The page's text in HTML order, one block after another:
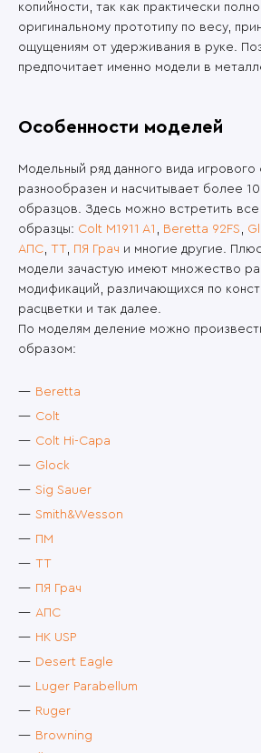
копийности, так как практически
оригинальному прототипу по весу,
ощущениям от удерживания в руке.
предпочитает именно модели в
Особенности моделей
Модельный ряд данного вида
разнообразен и насчитывает более
образцов. Здесь можно встретить
образцы: Colt M1911 A1 , Beretta 92FS ,
АПС, ТТ, ПЯ Грач и многие другие.
модели зачастую имеют множество
модификаций, различающихся по
расцветки и так далее.
По моделям деление можно
образом:
Beretta
Colt
Colt Hi-Capa
Glock
Sig Sauer
Smith&Wesson
ПМ
ТТ
ПЯ Грач
АПС
HK USP
Desert Eagle
Luger Parabellum
Ruger
Browning